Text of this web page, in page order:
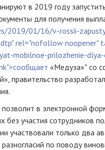
в 2019 году
для получения
2019/01/16/v-rossii-
rel="nofollow noopener"
mobilnoe-prilozhenie-
«Медуза»* со
правительство
в электронной
без участия сотрудников
участвовали только два
по поводу